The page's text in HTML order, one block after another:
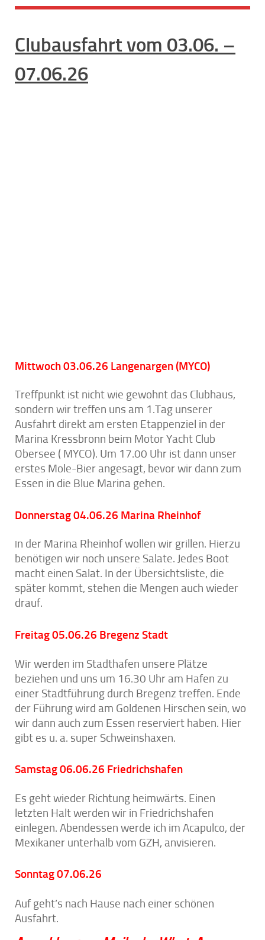
Clubausfahrt vom 03.06. –
07.06.26
Mittwoch 03.06.26 Langenargen (MYCO)
Treffpunkt ist nicht wie gewohnt das Clubhaus,
sondern wir treffen uns am 1.Tag unserer
Ausfahrt direkt am ersten Etappenziel in der
Marina Kressbronn beim Motor Yacht Club
Obersee ( MYCO). Um 17.00 Uhr ist dann unser
erstes Mole-Bier angesagt, bevor wir dann zum
Essen in die Blue Marina gehen.
Donnerstag 04.06.26 Marina Rheinhof
In der Marina Rheinhof wollen wir grillen. Hierzu
benötigen wir noch unsere Salate. Jedes Boot
macht einen Salat. In der Übersichtsliste, die
später kommt, stehen die Mengen auch wieder
drauf.
Freitag 05.06.26 Bregenz Stadt
Wir werden im Stadthafen unsere Plätze
beziehen und uns um 16.30 Uhr am Hafen zu
einer Stadtführung durch Bregenz treffen. Ende
der Führung wird am Goldenen Hirschen sein, wo
wir dann auch zum Essen reserviert haben. Hier
gibt es u. a. super Schweinshaxen.
Samstag 06.06.26 Friedrichshafen
Es geht wieder Richtung heimwärts. Einen
letzten Halt werden wir in Friedrichshafen
einlegen. Abendessen werde ich im Acapulco, der
Mexikaner unterhalb vom GZH, anvisieren.
Sonntag 07.06.26
Auf geht’s nach Hause nach einer schönen
Ausfahrt.